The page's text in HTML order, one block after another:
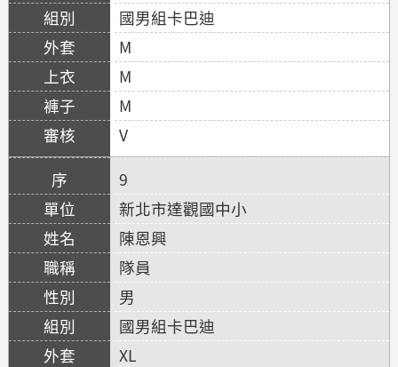
國男組卡巴迪
M
M
M
V
9
新北市達觀國中小
陳恩興
隊員
男
國男組卡巴迪
XL